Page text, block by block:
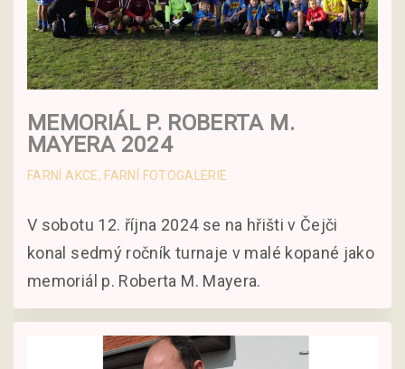
MEMORIÁL P. ROBERTA M.
MAYERA 2024
FARNÍ AKCE FARNÍ FOTOGALERIE
V sobotu 12. října 2024 se na hřišti v Čejči
konal sedmý ročník turnaje v malé kopané jako
memoriál p. Roberta M. Mayera.